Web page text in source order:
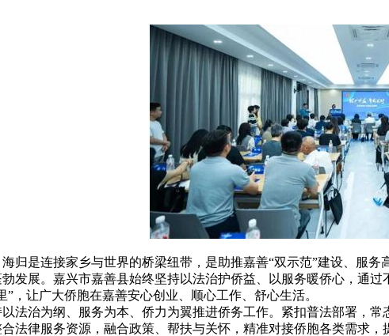
归是连接家乡与世界的桥梁纽带，是助推嘉善“双示范”建设、服
发展。嘉兴市嘉善县始终坚持以法治护侨益、以服务暖侨心，通
”，让广大侨胞在嘉善安心创业、顺心工作、舒心生活。
法治为纲、服务为本、侨力为翼推进侨务工作。紧扣普法部署，
法律服务资源，融合政策、帮扶与关怀，精准对接侨胞各类需求